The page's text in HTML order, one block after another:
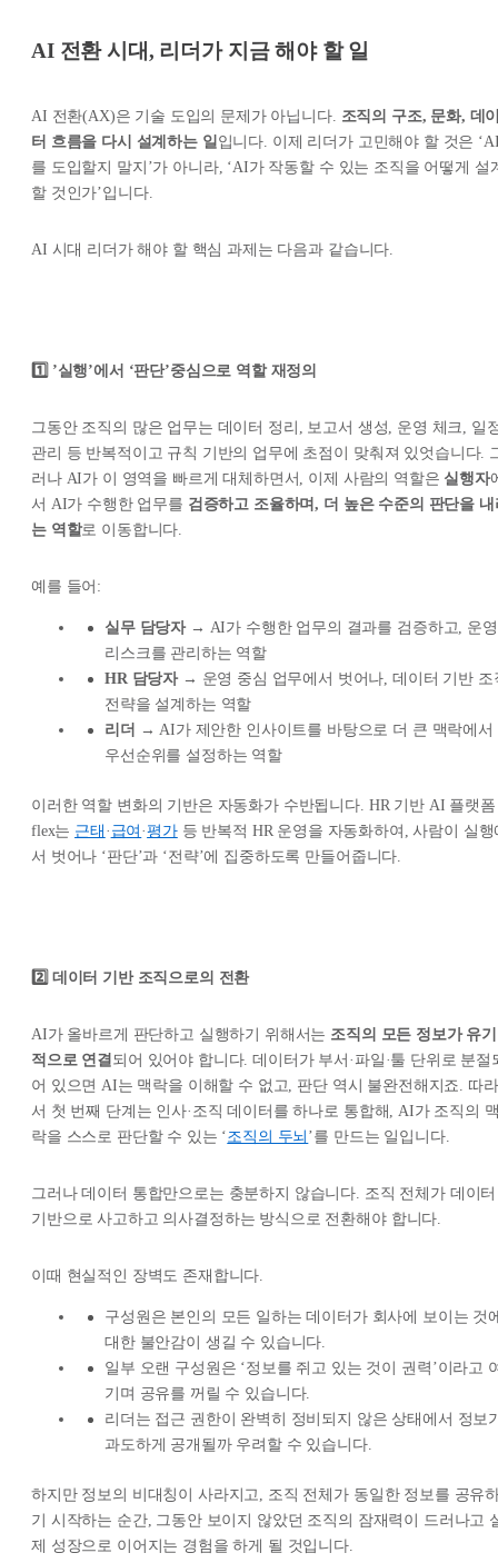
AI 전환 시대, 리더가 지금 해야 할 일
AI 전환(AX)은 기술 도입의 문제가 아닙니다. 조직의 구조, 문화, 데
터 흐름을 다시 설계하는 일 입니다. 이제 리더가 고민해야 할 것은
를 도입할지 말지’가 아니라, ‘AI가 작동할 수 있는 조직을 어떻게 설
할 것인가’입니다.
AI 시대 리더가 해야 할 핵심 과제는 다음과 같습니다.
1️⃣ ’실행’에서 ‘판단’중심으로 역할 재정의
그동안 조직의 많은 업무는 데이터 정리, 보고서 생성, 운영 체크, 일
관리 등 반복적이고 규칙 기반의 업무에 초점이 맞춰져 있엇습니다.
러나 AI가 이 영역을 빠르게 대체하면서, 이제 사람의 역할은 실행자
서 AI가 수행한 업무를 검증하고 조율하며, 더 높은 수준의 판단을 내
는 역할로 이동합니다.
예를 들어:
실무 담당자→ AI가 수행한 업무의 결과를 검증하고, 운영
리스크를 관리하는 역할
HR 담당자→ 운영 중심 업무에서 벗어나, 데이터 기반 조
전략을 설계하는 역할
리더
→ AI가 제안한 인사이트를 바탕으로 더 큰 맥락에서
우선순위를 설정하는 역할
이러한 역할 변화의 기반은 자동화가 수반됩니다. HR 기반 AI 플랫폼
flex는 근태 · 급여 ·평가등 반복적 HR 운영을 자동화하여, 사람이 실행
서 벗어나 ‘판단’과 ‘전략’에 집중하도록 만들어줍니다.
2️⃣ 데이터 기반 조직으로의 전환
AI가 올바르게 판단하고 실행하기 위해서는 조직의 모든 정보가 유기
적으로 연결 되어 있어야 합니다. 데이터가 부서·파일·툴 단위로 분절
어 있으면 AI는 맥락을 이해할 수 없고, 판단 역시 불완전해지죠. 따라
서 첫 번째 단계는 인사·조직 데이터를 하나로 통합해, AI가 조직의
락을 스스로 판단할 수 있는 ‘조직의 두뇌 ’를 만드는 일입니다.
그러나 데이터 통합만으로는 충분하지 않습니다. 조직 전체가 데이터
기반으로 사고하고 의사결정하는 방식으로 전환해야 합니다.
이때 현실적인 장벽도 존재합니다.
구성원은 본인의 모든 일하는 데이터가 회사에 보이는 것
대한 불안감이 생길 수 있습니다.
일부 오랜 구성원은 ‘정보를 쥐고 있는 것이 권력’이라고
기며 공유를 꺼릴 수 있습니다.
리더는 접근 권한이 완벽히 정비되지 않은 상태에서 정보
과도하게 공개될까 우려할 수 있습니다.
하지만 정보의 비대칭이 사라지고, 조직 전체가 동일한 정보를 공유
기 시작하는 순간, 그동안 보이지 않았던 조직의 잠재력이 드러나고
제 성장으로 이어지는 경험을 하게 될 것입니다.